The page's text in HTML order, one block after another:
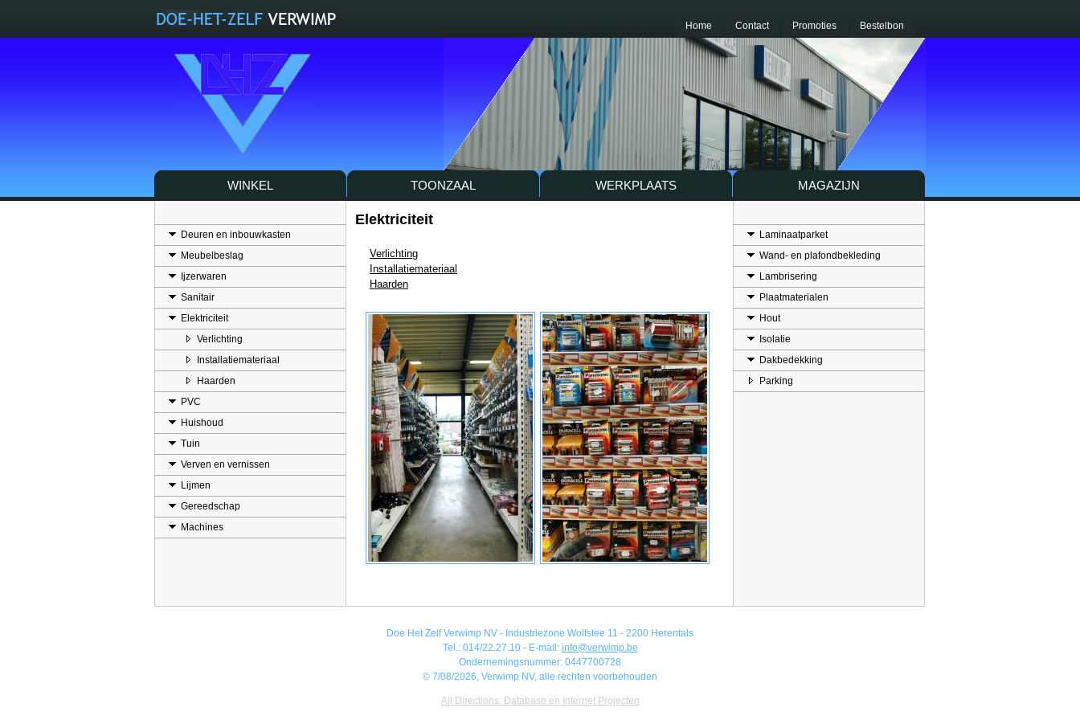
Bestelbon
Promoties
Contact
Home
WINKEL TOONZAAL WERKPLAATS MAGAZIJN
Deuren en inbouwkasten
Meubelbeslag
Ijzerwaren
Sanitair
Elektriciteit
Verlichting
Installatiemateriaal
Haarden
PVC
Huishoud
Tuin
Verven en vernissen
Lijmen
Gereedschap
Machines
Elektriciteit
Verlichting
Installatiemateriaal
Haarden
Laminaatparket
Wand- en plafondbekleding
Lambrisering
Plaatmaterialen
Hout
Isolatie
Dakbedekking
Parking
Doe Het Zelf Verwimp NV - Industriezone Wolfstee 11 - 2200 Herentals
Tel.: 014/22.27.10 - E-mail: info@verwimp.be
Ondernemingsnummer: 0447700728
© 7/08/2026, Verwimp NV, alle rechten voorbehouden
All Directions: Database en Internet Projecten